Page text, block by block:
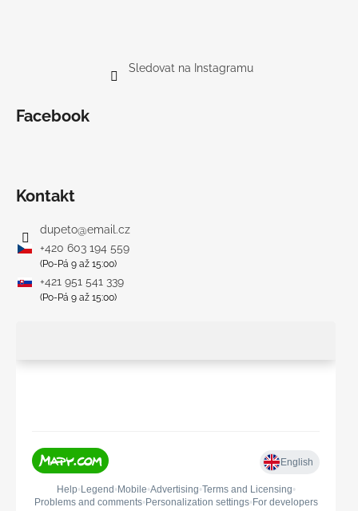
Sledovat na Instagramu
Facebook
Kontakt
dupeto@email.cz
+420 603 194 559
(Po-Pá 9 až 15:00)
+421 951 541 339
(Po-Pá 9 až 15:00)